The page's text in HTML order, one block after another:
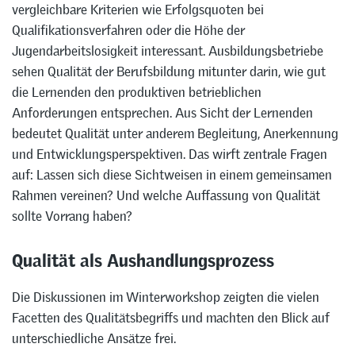
vergleichbare Kriterien wie Erfolgsquoten bei
Qualifikationsverfahren oder die Höhe der
Jugendarbeitslosigkeit interessant. Ausbildungsbetriebe
sehen Qualität der Berufsbildung mitunter darin, wie gut
die Lernenden den produktiven betrieblichen
Anforderungen entsprechen. Aus Sicht der Lernenden
bedeutet Qualität unter anderem Begleitung, Anerkennung
und Entwicklungsperspektiven. Das wirft zentrale Fragen
auf: Lassen sich diese Sichtweisen in einem gemeinsamen
Rahmen vereinen? Und welche Auffassung von Qualität
sollte Vorrang haben?
Qualität als Aushandlungsprozess
Die Diskussionen im Winterworkshop zeigten die vielen
Facetten des Qualitätsbegriffs und machten den Blick auf
unterschiedliche Ansätze frei.